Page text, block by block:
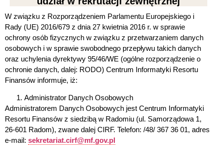
W związku z Rozporządzeniem Parlamentu Europejskiego i
Rady (UE) 2016/679 z dnia 27 kwietnia 2016 r. w sprawie
ochrony osób fizycznych w związku z przetwarzaniem danych
osobowych i w sprawie swobodnego przepływu takich danych
oraz uchylenia dyrektywy 95/46/WE (ogólne rozporządzenie o
ochronie danych, dalej: RODO) Centrum Informatyki Resortu
Finansów informuje, iż:
Administrator Danych Osobowych
Administratorem Danych Osobowych jest Centrum Informatyki
Resortu Finansów z siedzibą w Radomiu (ul. Samorządowa 1,
26-601 Radom), zwane dalej CIRF. Telefon: /48/ 367 36 01, adres
e-mail: sekretariat.cirf@mf.gov.pl